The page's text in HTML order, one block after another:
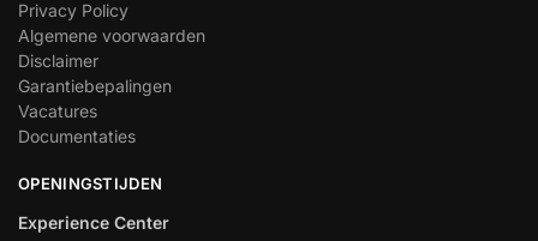
Privacy Policy
Algemene voorwaarden
Disclaimer
Garantiebepalingen
Vacatures
Documentaties
OPENINGSTIJDEN
Experience Center